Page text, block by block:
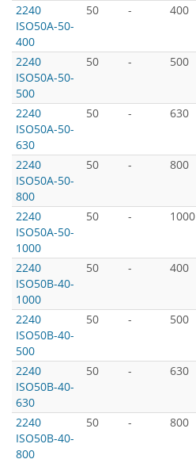
2240
ISO50A-50-
400
50 - 400
2240
ISO50A-50-
500
50 - 500
2240
ISO50A-50-
630
50 - 630
2240
ISO50A-50-
800
50 - 800
2240
ISO50A-50-
1000
50 - 1000
2240
ISO50B-40-
1000
50 - 400
2240
ISO50B-40-
500
50 - 500
2240
ISO50B-40-
630
50 - 630
2240
ISO50B-40-
800
50 - 800